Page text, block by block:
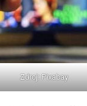
Zdroj: Pixabay